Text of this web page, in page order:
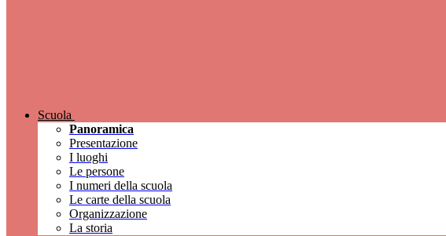
Scuola
Panoramica
Presentazione
I luoghi
Le persone
I numeri della scuola
Le carte della scuola
Organizzazione
La storia